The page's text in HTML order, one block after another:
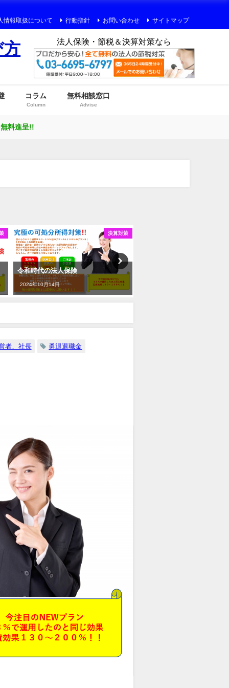
情報取扱について 行動指針 お問い合わせ サイトマップ
方 法人保険・節税＆決算対策なら
コラム
Column
無料相談窓口
Advise
料進呈!!
決算対策
令和時代の法人保険
2024年10月14日
者、社長 勇退退職金